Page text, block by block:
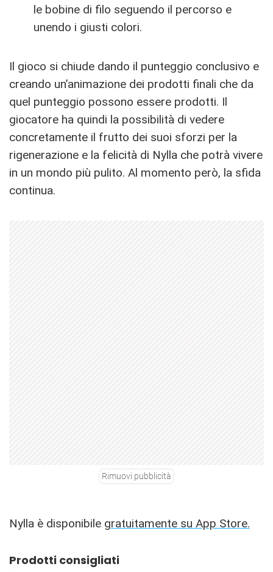
le bobine di filo seguendo il percorso e
unendo i giusti colori.
Il gioco si chiude dando il punteggio conclusivo e
creando un’animazione dei prodotti finali che da
quel punteggio possono essere prodotti. Il
giocatore ha quindi la possibilità di vedere
concretamente il frutto dei suoi sforzi per la
rigenerazione e la felicità di Nylla che potrà vivere
in un mondo più pulito. Al momento però, la sfida
continua.
Rimuovi pubblicità
Nylla è disponibile gratuitamente su App Store.
Prodotti consigliati